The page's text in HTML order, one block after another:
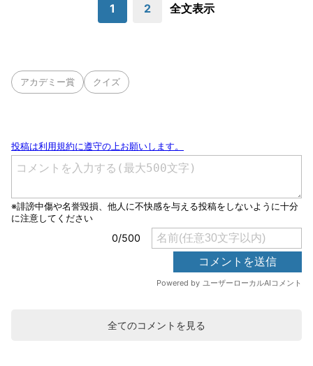
1 2 全文表示
アカデミー賞 クイズ
全てのコメントを見る